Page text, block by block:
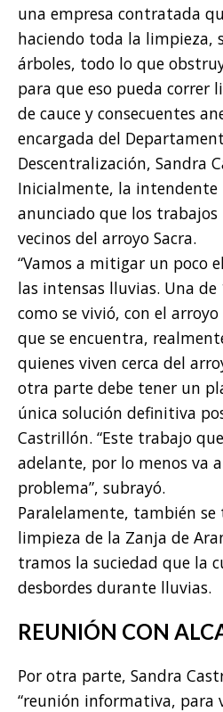
una empresa contratada
haciendo toda la limpieza,
árboles, todo lo que
para que eso pueda correr
de cauce y consecuentes
encargada del
Descentralización, Sandra
Inicialmente, la intendente
anunciado que los trabajos
vecinos del arroyo Sacra.
“Vamos a mitigar un poco
las intensas lluvias. Una
como se vivió, con el
que se encuentra,
quienes viven cerca del
otra parte debe tener un
única solución definitiva
Castrillón. “Este trabajo
adelante, por lo menos va
problema”, subrayó.
Paralelamente, también se
limpieza de la Zanja de
tramos la suciedad que la
desbordes durante lluvias.
REUNIÓN CON
Por otra parte, Sandra
“reunión informativa, para